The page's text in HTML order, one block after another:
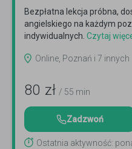
Bezpłatna lekcja próbna,
angielskiego na każdym
indywidualnych. Czytaj
Online, Poznań i 7 innych
80 zł / 55 min
Zadzwoń
Ostatnia aktywność: